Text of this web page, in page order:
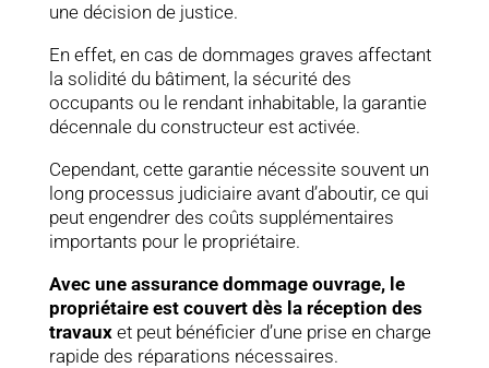
une décision de justice.
En effet, en cas de dommages graves affectant
la solidité du bâtiment, la sécurité des
occupants ou le rendant inhabitable, la garantie
décennale du constructeur est activée.
Cependant, cette garantie nécessite souvent un
long processus judiciaire avant d’aboutir, ce qui
peut engendrer des coûts supplémentaires
importants pour le propriétaire.
Avec une assurance dommage ouvrage, le
propriétaire est couvert dès la réception des
travauxet peut bénéficier d’une prise en charge
rapide des réparations nécessaires.